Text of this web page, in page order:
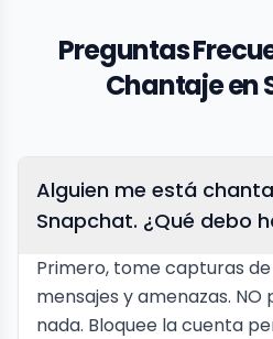
Preguntas
Chantaje en
Alguien me está
Snapchat. ¿Qué debo
Primero, tome capturas
mensajes y amenazas. NO
nada. Bloquee la cuenta